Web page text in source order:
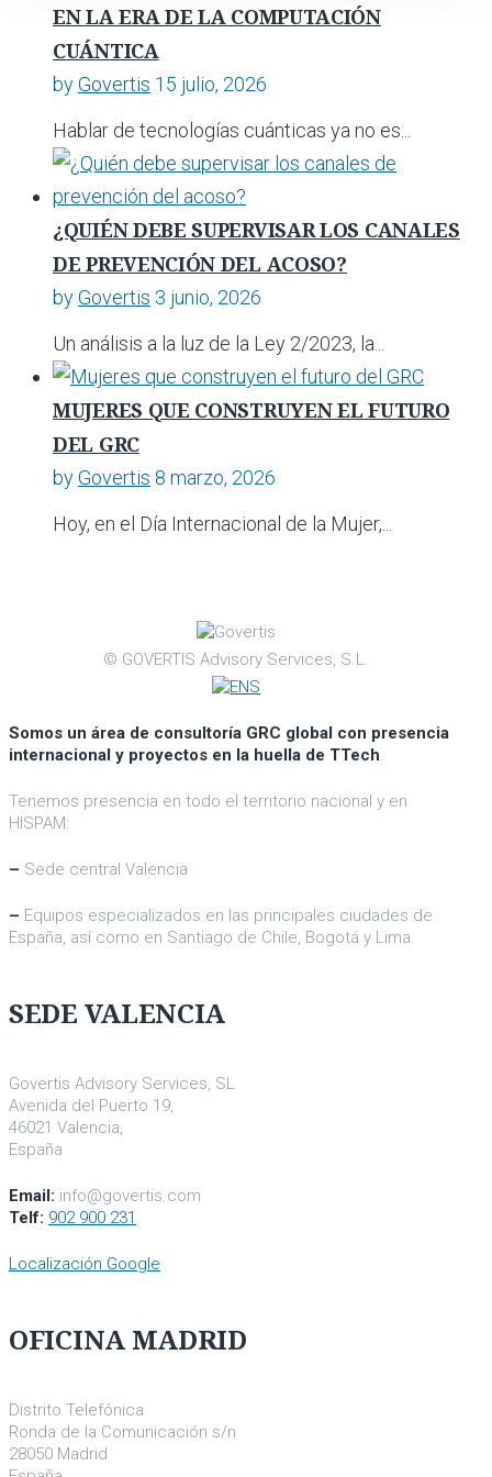
EN LA ERA DE LA COMPUTACIÓN
CUÁNTICA
byGovertis 15 julio, 2026
Hablar de tecnologías cuánticas ya no es...
¿QUIÉN DEBE SUPERVISAR LOS CANALES
DE PREVENCIÓN DEL ACOSO?
byGovertis 3 junio, 2026
Un análisis a la luz de la Ley 2/2023, la...
MUJERES QUE CONSTRUYEN EL FUTURO
DEL GRC
byGovertis 8 marzo, 2026
Hoy, en el Día Internacional de la Mujer,...
© GOVERTIS Advisory Services, S.L.
Somos un área de consultoría GRC global con presencia
internacional y proyectos en la huella de TTech.
Tenemos presencia en todo el territorio nacional y en
HISPAM:
– Sede central Valencia
– Equipos especializados en las principales ciudades de
España, así como en Santiago de Chile, Bogotá y Lima.
SEDE VALENCIA
Govertis Advisory Services, SL
Avenida del Puerto 19,
46021 Valencia,
España
Email: info@govertis.com
Telf: 902 900 231
Localización Google
OFICINA MADRID
Distrito Telefónica
Ronda de la Comunicación s/n
28050 Madrid